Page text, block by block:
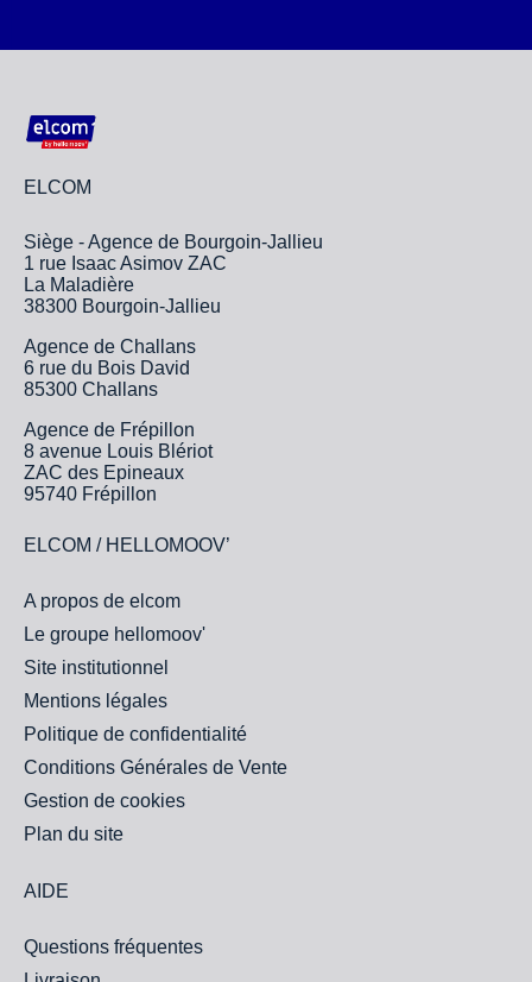
ELCOM
Siège - Agence de Bourgoin-Jallieu
1 rue Isaac Asimov ZAC
La Maladière
38300 Bourgoin-Jallieu
Agence de Challans
6 rue du Bois David
85300 Challans
Agence de Frépillon
8 avenue Louis Blériot
ZAC des Epineaux
95740 Frépillon
ELCOM / HELLOMOOV’
A propos de elcom
Le groupe hellomoov'
Site institutionnel
Mentions légales
Politique de confidentialité
Conditions Générales de Vente
Gestion de cookies
Plan du site
AIDE
Questions fréquentes